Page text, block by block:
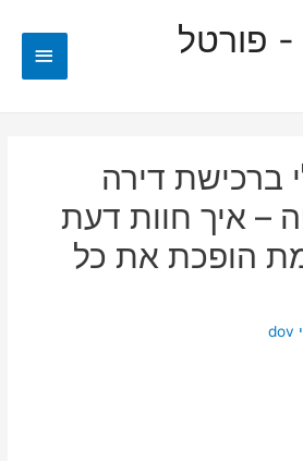
It Finance - פורטל
ברכישת דירה
– איך חוות דעת
הופכת את כל
dov